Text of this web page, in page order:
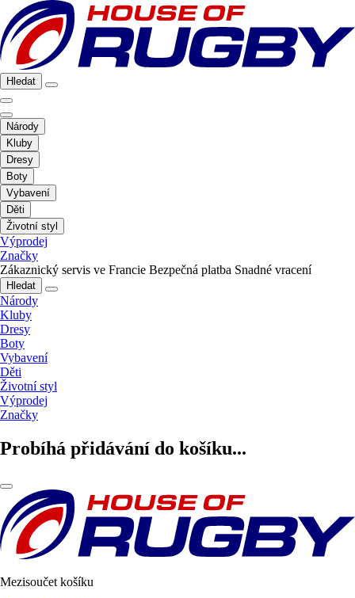
Hledat
Národy
Kluby
Dresy
Boty
Vybavení
Děti
Životní styl
Výprodej
Značky
Zákaznický servis ve Francie Bezpečná platba Snadné vracení
Hledat
Národy
Kluby
Dresy
Boty
Vybavení
Děti
Životní styl
Výprodej
Značky
Probíhá přidávání do košíku...
Mezisoučet košíku